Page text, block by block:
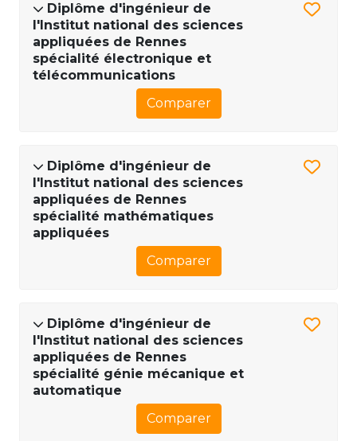
Diplôme d'ingénieur de
l'Institut national des sciences
appliquées de Rennes
spécialité électronique et
télécommunications
Comparer
Diplôme d'ingénieur de
l'Institut national des sciences
appliquées de Rennes
spécialité mathématiques
appliquées
Comparer
Diplôme d'ingénieur de
l'Institut national des sciences
appliquées de Rennes
spécialité génie mécanique et
automatique
Comparer